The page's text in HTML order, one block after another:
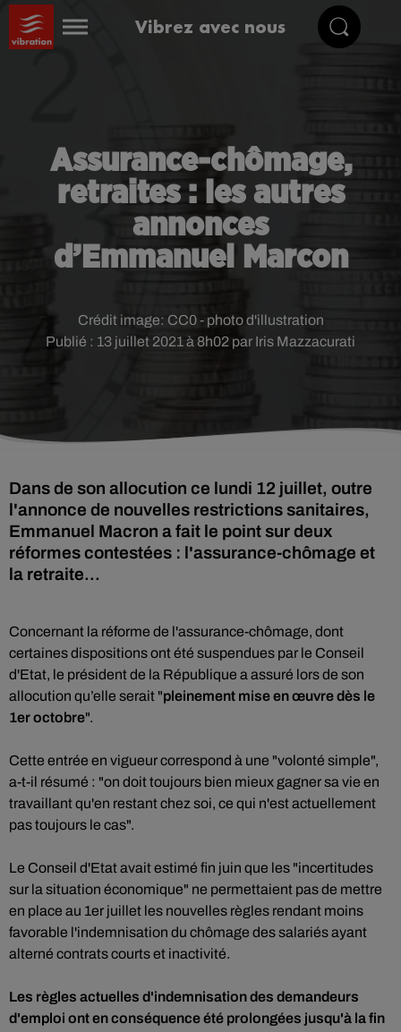
Vibrez avec nous
Assurance-chômage,
retraites : les autres
annonces
d’Emmanuel Marcon
Publié : 13 juillet 2021 à 8h02 par Iris Mazzacurati
Crédit image: CC0 - photo d'illustration
Dans de son allocution ce lundi 12 juillet, outre
l'annonce de nouvelles restrictions sanitaires,
Emmanuel Macron a fait le point sur deux
réformes contestées : l'assurance-chômage et
la retraite...
Concernant la réforme de l'assurance-chômage, dont
certaines dispositions ont été suspendues par le Conseil
d'Etat, le président de la République a assuré lors de son
allocution qu’elle serait "pleinement mise en œuvre dès le
1er octobre".
Cette entrée en vigueur correspond à une "volonté simple",
a-t-il résumé : "on doit toujours bien mieux gagner sa vie en
travaillant qu'en restant chez soi, ce qui n'est actuellement
pas toujours le cas".
Le Conseil d'Etat avait estimé fin juin que les "incertitudes
sur la situation économique" ne permettaient pas de mettre
en place au 1er juillet les nouvelles règles rendant moins
favorable l'indemnisation du chômage des salariés ayant
alterné contrats courts et inactivité.
Les règles actuelles d'indemnisation des demandeurs
d'emploi ont en conséquence été prolongées jusqu'à la fin